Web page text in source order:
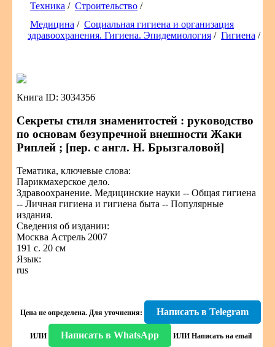
Техника / Строительство /
Медицина / Социальная гигиена и организация
здравоохранения. Гигиена. Эпидемиология / Гигиена /
Книга ID: 3034356
Секреты стиля знаменитостей : руководство
по основам безупречной внешности Жаки
Риплей ; [пер. с англ. Н. Брызгаловой]
Тематика, ключевые слова:
Парикмахерское дело.
Здравоохранение. Медицинские науки -- Общая гигиена
-- Личная гигиена и гигиена быта -- Популярные
издания.
Сведения об издании:
Москва Астрель 2007
191 с. 20 см
Язык:
rus
Цена не определена. Для уточнения: Написать в Telegram
ИЛИ Написать в WhatsApp ИЛИ Написать на email